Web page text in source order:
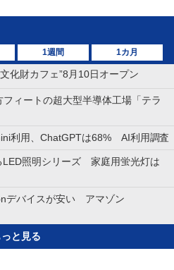
1週間 1カ月
化財カフェ”8月10日オープン
ィートの超大型半導体工場「テラ
利用、ChatGPTは68% AI利用調査
LED照明シリーズ 家庭用蛍光灯は
デバイスが安い アマゾン
っと見る